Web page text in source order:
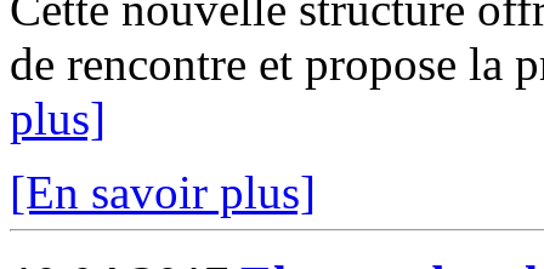
de rencontre et propose la
plus]
[En savoir plus]